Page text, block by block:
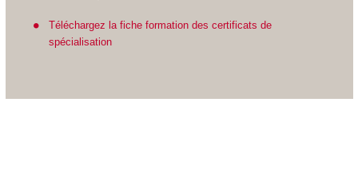
Téléchargez la fiche formation des certificats de
spécialisation